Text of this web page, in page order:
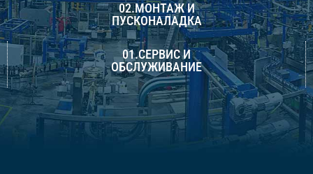
02.МОНТАЖ И
ПУСКОНАЛАДКА
01.СЕРВИС И
ОБСЛУЖИВАНИЕ